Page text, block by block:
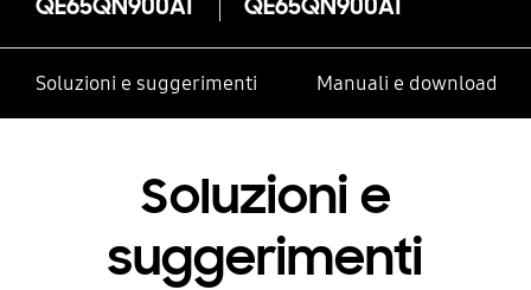
QE65QN900AT QE65QN900AT
Soluzioni e suggerimenti Manuali e download
Soluzioni e
suggerimenti